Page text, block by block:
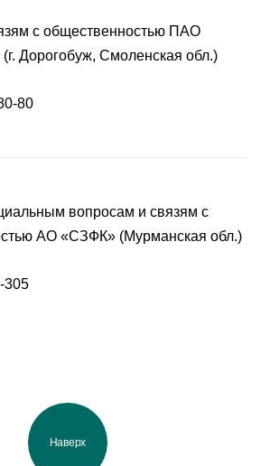
с общественностью ПАО
Дорогобуж, Смоленская обл.)
80
вопросам и связям с
АО «СЗФК» (Мурманская обл.)
305
Наверх